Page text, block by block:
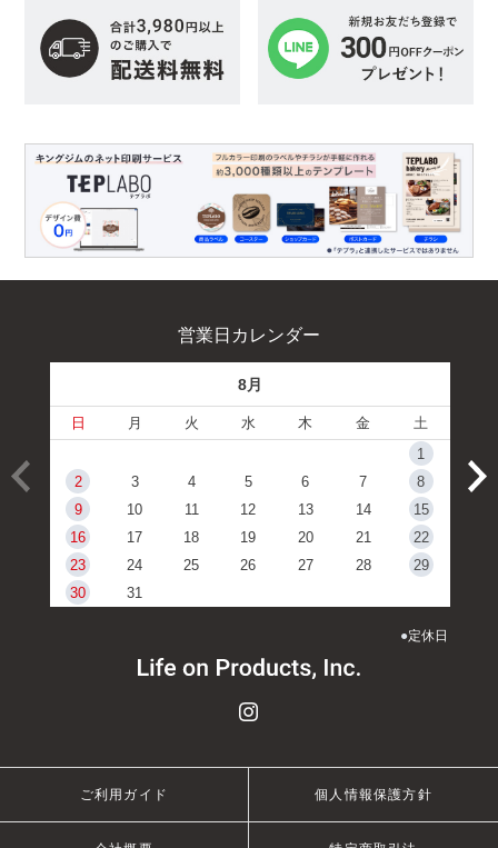
営業日カレンダー
8月
日 月 火 水 木 金
土
1
2
3 4 5 6 7
8
9
10 11 12 13 14
15
16
17 18 19 20 21
22
23
24 25 26 27 28
29
30
31
●定休日
ご利用ガイド 個人情報保護方針